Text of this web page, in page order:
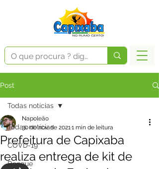
Post
Todas notícias
COVD-19
Dengue
Todas notícias
Prefeitura de Capixaba
realiza entrega de kit de
Napoleão
30 de nov. de 20211 min de leitura